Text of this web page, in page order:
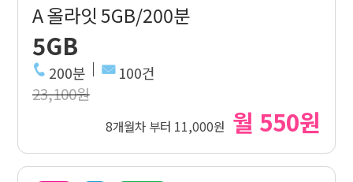
A 올라잇 5GB/200분
5GB
200분 100건
23,100원
8개월차 부터 11,000원 월 550원